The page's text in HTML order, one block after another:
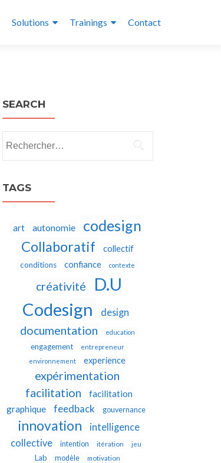
Solutions Trainings Contact
SEARCH
TAGS
art autonomie codesign
Collaboratif collectif
conditions confiance contexte
créativité
D.U
Codesign
design
documentation education
engagement
entrepreneur
environnement
experience
expérimentation
facilitation
facilitation
graphique
feedback gouvernance
innovation
intelligence
collective
intention itération jeu
Lab modèle motivation